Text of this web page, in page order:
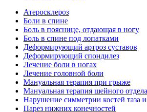
Атеросклероз
Боли в спине
Боль в пояснице, отдающая в ногу
Боль в спине под лопатками
Деформирующий артроз суставов
Деформирующий спондилез
Лечение боли в ногах
Лечение головной боли
Мануальная терапия при грыже
Мануальная терапия шейного
Нарушение симметрии костей таза и
Парез нижних конечностей